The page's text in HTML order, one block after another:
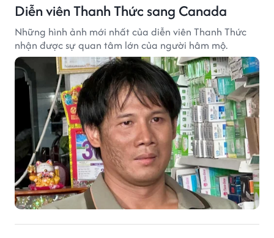
Diễn viên Thanh Thức sang Canada
Những hình ảnh mới nhất của diễn viên Thanh Thức
nhận được sự quan tâm lớn của người hâm mộ.